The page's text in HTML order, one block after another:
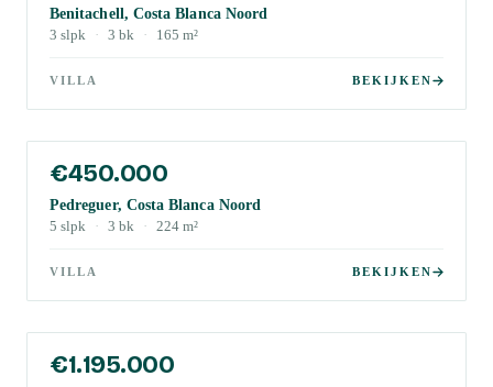
Benitachell, Costa Blanca Noord
3 slpk · 3 bk · 165 m²
VILLA BEKIJKEN
€450.000
Pedreguer, Costa Blanca Noord
5 slpk · 3 bk · 224 m²
VILLA BEKIJKEN
€1.195.000